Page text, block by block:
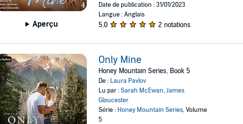
Aperçu
Date de publication : 31/01/2023
Langue : Anglais
5,0 2 notations
Only Mine
Honey Mountain Series, Book 5
De : Laura Pavlov
Lu par :Sarah McEwan,James
Gloucester
Série : Honey Mountain Series, Volume
5